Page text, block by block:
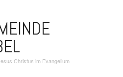
Christus im Evangelium